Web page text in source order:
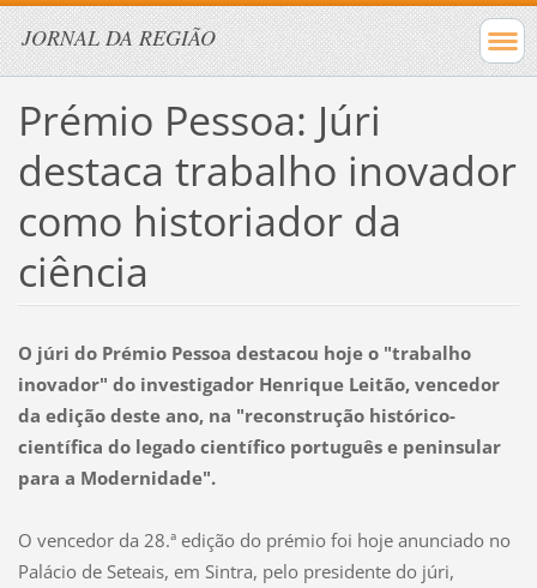
JORNAL DA REGIÃO
Prémio Pessoa: Júri
destaca trabalho inovador
como historiador da
ciência
O júri do Prémio Pessoa destacou hoje o "trabalho
inovador" do investigador Henrique Leitão, vencedor
da edição deste ano, na "reconstrução histórico-
científica do legado científico português e peninsular
para a Modernidade".
O vencedor da 28.ª edição do prémio foi hoje anunciado no
Palácio de Seteais, em Sintra, pelo presidente do júri,